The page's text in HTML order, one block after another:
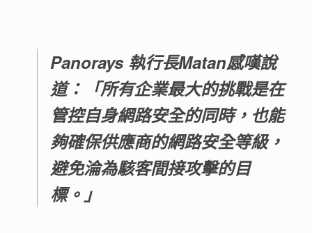
Panorays 執行長Matan感嘆說
道：「所有企業最大的挑戰是在
管控自身網路安全的同時，也能
夠確保供應商的網路安全等級，
避免淪為駭客間接攻擊的目
標。」